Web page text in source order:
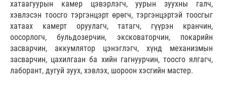
хатаагуурын камер цэвэрлэгч, уурын зуухны галч,
хэвлэсэн тоосго тэргэнцэрт өрөгч, тэргэнцэртэй тоосгыг
хатаах камерт оруулагч, татагч, гүүрэн кранчин,
оосорлогч, бульдозерчин, эксковаторчин, покарийн
засварчин, аккумлятор цэнэглэгч, хүнд механизмын
засварчин, цахилгаан ба хийн гагнуурчин, тоосго ялгагч,
лаборант, дугуй зуух, хэвлэх, шороон хэсгийн мастер.